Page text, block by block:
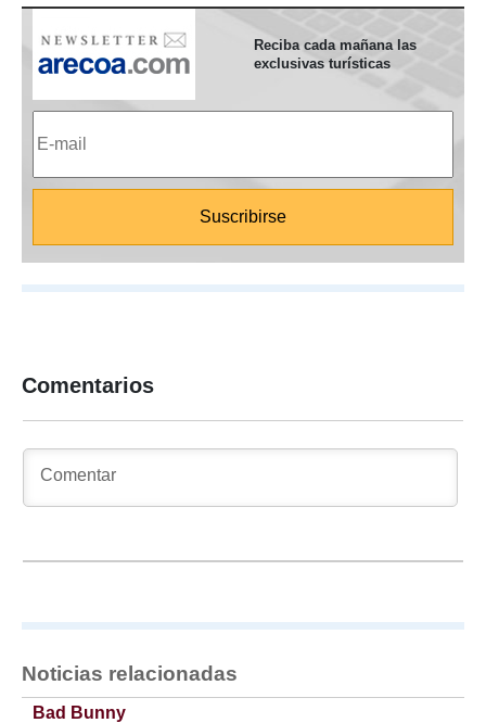
Reciba cada mañana las
exclusivas turísticas
Comentarios
Noticias relacionadas
Bad Bunny